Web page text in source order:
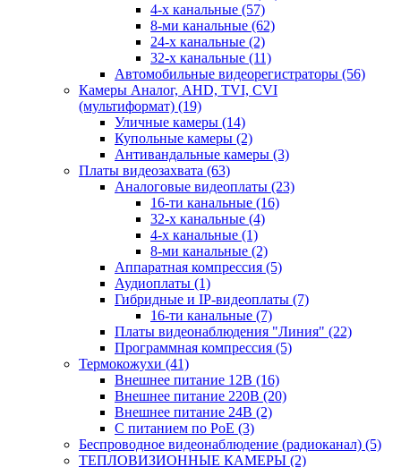
4-х канальные (57)
8-ми канальные (62)
24-х канальные (2)
32-х канальные (11)
Автомобильные видеорегистраторы (56)
Камеры Аналог, AHD, TVI, CVI
(мультиформат) (19)
Уличные камеры (14)
Купольные камеры (2)
Антивандальные камеры (3)
Платы видеозахвата (63)
Аналоговые видеоплаты (23)
16-ти канальные (16)
32-х канальные (4)
4-х канальные (1)
8-ми канальные (2)
Аппаратная компрессия (5)
Аудиоплаты (1)
Гибридные и IP-видеоплаты (7)
16-ти канальные (7)
Платы видеонаблюдения "Линия" (22)
Программная компрессия (5)
Термокожухи (41)
Внешнее питание 12В (16)
Внешнее питание 220В (20)
Внешнее питание 24В (2)
С питанием по PoE (3)
Беспроводное видеонаблюдение (радиоканал) (5)
ТЕПЛОВИЗИОННЫЕ КАМЕРЫ (2)